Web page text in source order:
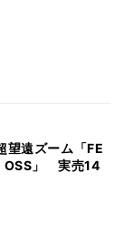
望遠ズーム「FE
」 実売14